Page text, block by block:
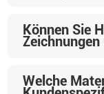
Können Sie
Welche